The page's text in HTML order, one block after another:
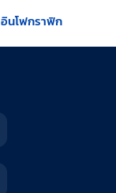
อินโฟกราฟิก